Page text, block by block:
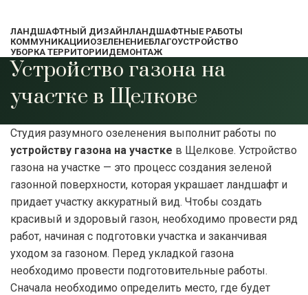
ЛАНДШАФТНЫЙ ДИЗАЙНЛАНДШАФТНЫЕ РАБОТЫ
КОММУНИКАЦИИОЗЕЛЕНЕНИЕБЛАГОУСТРОЙСТВО
УБОРКА ТЕРРИТОРИИДЕМОНТАЖ
Устройство газона на
участке в Щелкове
Студия разумного озеленения выполнит работы по
устройству газона на участке в Щелкове. Устройство
газона на участке — это процесс создания зеленой
газонной поверхности, которая украшает ландшафт и
придает участку аккуратный вид. Чтобы создать
красивый и здоровый газон, необходимо провести ряд
работ, начиная с подготовки участка и заканчивая
уходом за газоном. Перед укладкой газона
необходимо провести подготовительные работы.
Сначала необходимо определить место, где будет